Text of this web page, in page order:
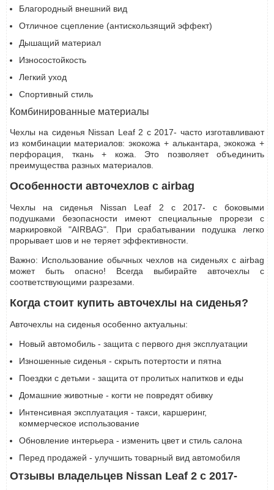
Благородный внешний вид
Отличное сцепление (антискользящий эффект)
Дышащий материал
Износостойкость
Легкий уход
Спортивный стиль
Комбинированные материалы
Чехлы на сиденья Nissan Leaf 2 с 2017- часто изготавливают
из комбинации материалов: экокожа + алькантара, экокожа +
перфорация, ткань + кожа. Это позволяет объединить
преимущества разных материалов.
Особенности авточехлов с airbag
Чехлы на сиденья Nissan Leaf 2 с 2017- с боковыми
подушками безопасности имеют специальные прорези с
маркировкой "AIRBAG". При срабатывании подушка легко
прорывает шов и не теряет эффективности.
Важно: Использование обычных чехлов на сиденьях с airbag
может быть опасно! Всегда выбирайте авточехлы с
соответствующими разрезами.
Когда стоит купить авточехлы на сиденья?
Авточехлы на сиденья особенно актуальны:
Новый автомобиль - защита с первого дня эксплуатации
Изношенные сиденья - скрыть потертости и пятна
Поездки с детьми - защита от пролитых напитков и еды
Домашние животные - когти не повредят обивку
Интенсивная эксплуатация - такси, каршеринг,
коммерческое использование
Обновление интерьера - изменить цвет и стиль салона
Перед продажей - улучшить товарный вид автомобиля
Отзывы владельцев Nissan Leaf 2 с 2017-